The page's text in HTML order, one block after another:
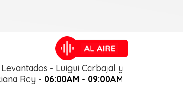
Levantados - Luigui Carbajal y
Roy - 06:00AM - 09:00AM